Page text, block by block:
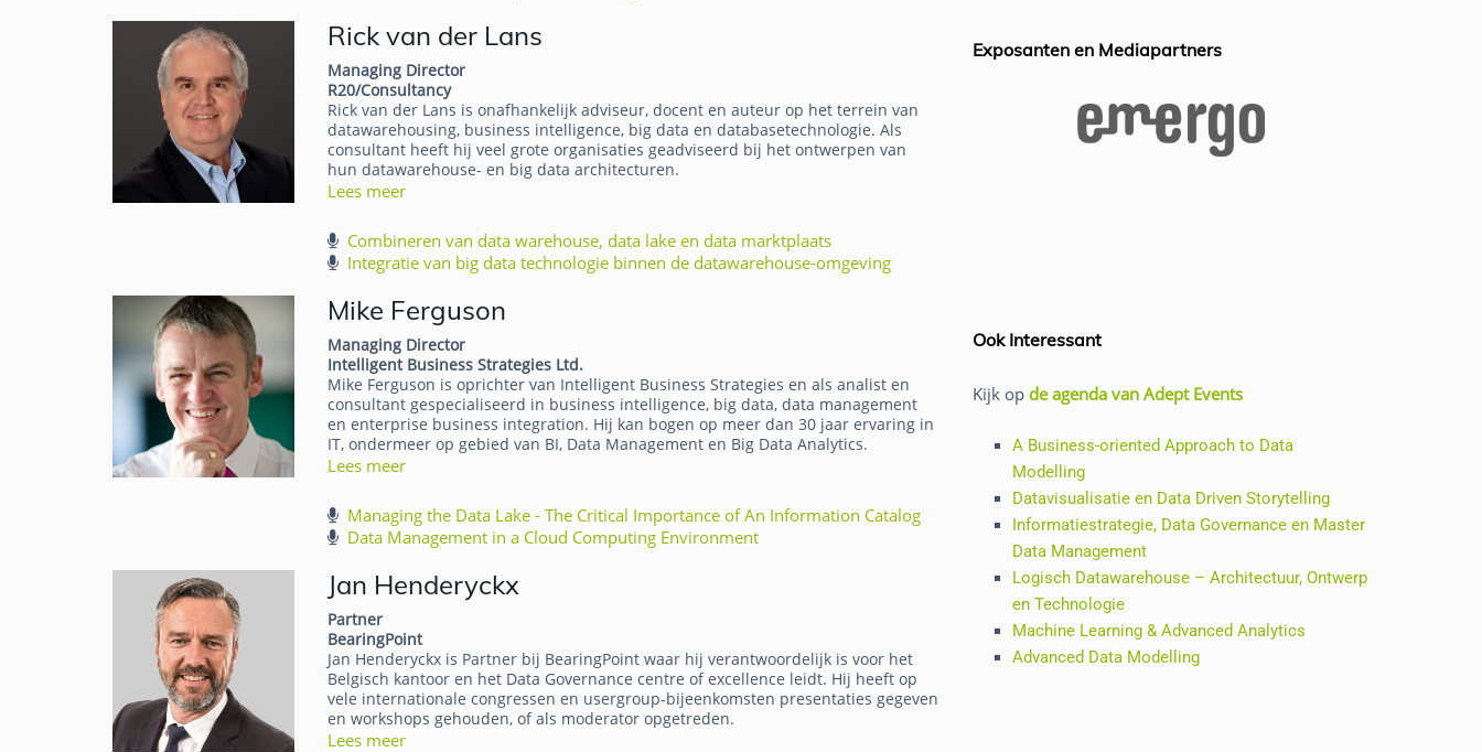
Rick van der Lans
Managing Director
R20/Consultancy
Rick van der Lans is onafhankelijk adviseur, docent en auteur op het terrein van
datawarehousing, business intelligence, big data en databasetechnologie. Als
consultant heeft hij veel grote organisaties geadviseerd bij het ontwerpen van
hun datawarehouse- en big data architecturen.
Lees meer
Combineren van data warehouse, data lake en data marktplaats
Integratie van big data technologie binnen de datawarehouse-omgeving
Mike Ferguson
Managing Director
Intelligent Business Strategies Ltd.
Mike Ferguson is oprichter van Intelligent Business Strategies en als analist en
consultant gespecialiseerd in business intelligence, big data, data management
en enterprise business integration. Hij kan bogen op meer dan 30 jaar ervaring in
IT, ondermeer op gebied van BI, Data Management en Big Data Analytics.
Lees meer
Managing the Data Lake - The Critical Importance of An Information Catalog
Data Management in a Cloud Computing Environment
Jan Henderyckx
Partner
BearingPoint
Jan Henderyckx is Partner bij BearingPoint waar hij verantwoordelijk is voor het
Belgisch kantoor en het Data Governance centre of excellence leidt. Hij heeft op
vele internationale congressen en usergroup-bijeenkomsten presentaties gegeven
en workshops gehouden, of als moderator opgetreden.
Lees meer
Exposanten en Mediapartners
Ook Interessant
Kijk op de agenda van Adept Events
A Business-oriented Approach to Data
Modelling
Datavisualisatie en Data Driven Storytelling
Informatiestrategie, Data Governance en Master
Data Management
Logisch Datawarehouse – Architectuur, Ontwerp
en Technologie
Machine Learning & Advanced Analytics
Advanced Data Modelling